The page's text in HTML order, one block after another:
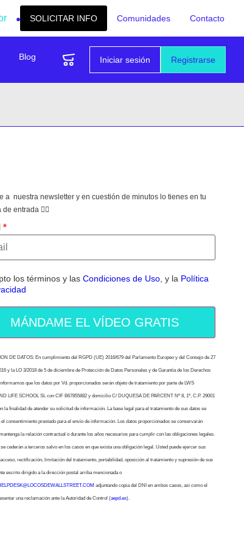
SOLICITAR INFO Comunidades Contacto
Registrarse
Iniciar sesión
Blog
a nuestra newsletter y en cuestión de minutos lo tienes en tu
entrada 👇🏻
los términos y las Condiciones de Uso, y la Política
MÁNDAME EL VÍDEO GRATIS
DE DATOS: En cumplimiento del RGPD (UE) 2016/679 del Parlamento Europeo y del Consejo de 27
y la LO 3/2018 de 5 de diciembre de Protección de Datos Personales y de Garantía de los Derechos
que los datos por Vd. proporcionados serán objeto de tratamiento por parte de LWS
LIFE SCHOOL SL con CIF B67855882 y domicilio C/ DUQUESA DE PARCENT Nº 8, 1º, C.P. 29001
la finalidad de atender su solicitud de información. La base legal para el tratamiento de sus datos se
el consentimiento prestado para el envío de información. Los datos proporcionados se conservarán
la relación contractual o durante los años necesarios para cumplir con las obligaciones legales.
se cederán a terceros salvo en los casos en que exista una obligación legal. Usted puede ejercer sus
rectificación, limitación del tratamiento, portabilidad, oposición al tratamiento y supresión de sus
escrito dirigido a la dirección postal arriba mencionada o
adjuntando copia del DNI en ambos casos, así como el
una reclamación ante la Autoridad de Control (aepd.es).